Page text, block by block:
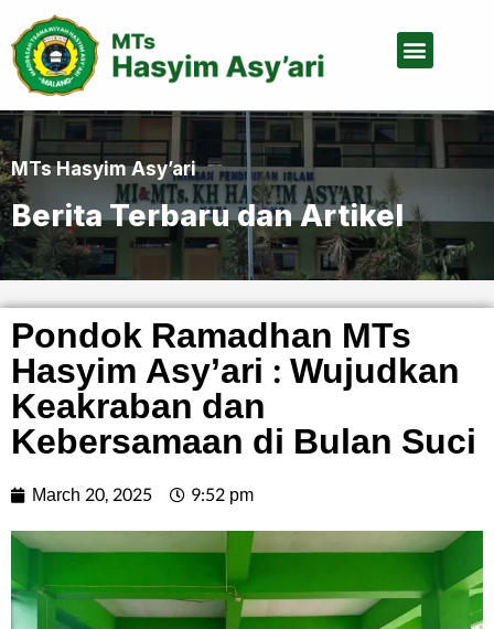
MTs Hasyim Asy’ari
Berita Terbaru dan Artikel
Pondok Ramadhan MTs
Hasyim Asy’ari : Wujudkan
Keakraban dan
Kebersamaan di Bulan Suci
March 20, 2025 9:52 pm